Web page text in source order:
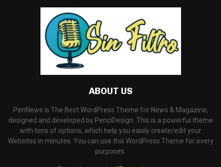
ABOUT US
PenNews is The Best WordPress Theme for News & Magazine,
designed and developed by PenciDesign. This is a powerful theme
with tons of options, which help you easily create/edit your
Websites in minutes. You can use this WordPress Theme for every
purposes.